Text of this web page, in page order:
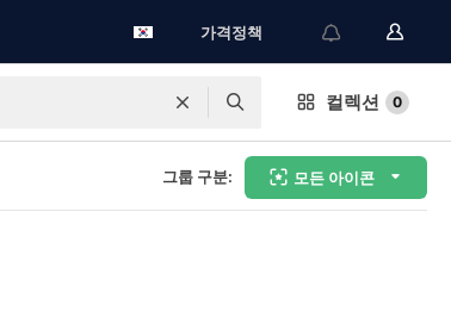
가격정책
컬렉션 0
그룹 구분: 모든 아이콘